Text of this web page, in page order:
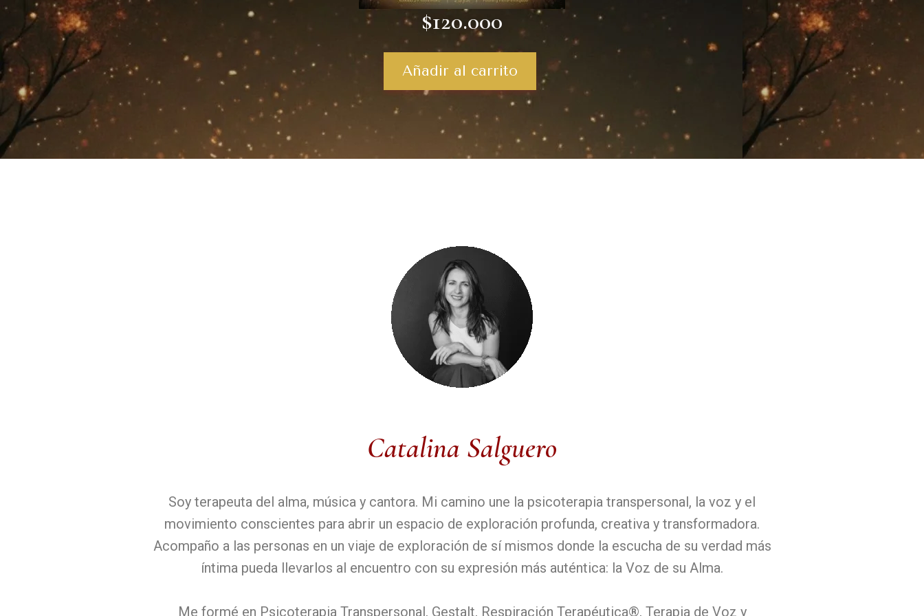
$120.000
Añadir al carrito
Catalina Salguero
Soy terapeuta del alma, música y cantora. Mi camino une la psicoterapia transpersonal, la voz y el
movimiento conscientes para abrir un espacio de exploración profunda, creativa y transformadora.
Acompaño a las personas en un viaje de exploración de sí mismos donde la escucha de su verdad más
íntima pueda llevarlos al encuentro con su expresión más auténtica: la Voz de su Alma.
Me formé en Psicoterapia Transpersonal, Gestalt, Respiración Terapéutica®, Terapia de Voz y